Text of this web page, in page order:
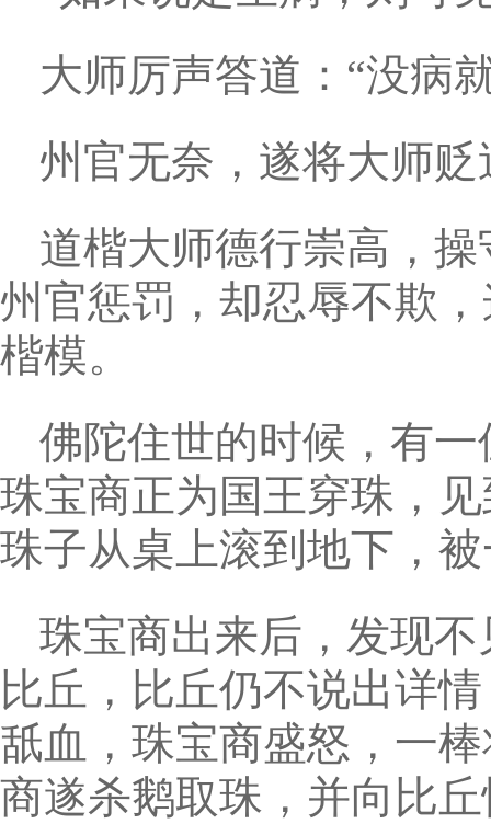
大师厉声答道：“没病
州官无奈，遂将大师
道楷大师德行崇高，
州官惩罚，却忍辱不欺
楷模。
佛陀住世的时候，有
珠宝商正为国王穿珠，
珠子从桌上滚到地下，
珠宝商出来后，发现
比丘，比丘仍不说出详
舐血，珠宝商盛怒，一
商遂杀鹅取珠，并向比